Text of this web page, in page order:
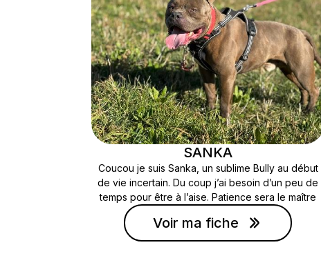
SANKA
Coucou je suis Sanka, un sublime Bully au début
de vie incertain. Du coup j’ai besoin d’un peu de
temps pour être à l’aise. Patience sera le maître
mot pour une future adoption. Sanka aura besoin
d’être accompagné par quelqu’un d’habitué aux
chiens, avec un cadre de vie adapté en évitant les
Voir ma fiche